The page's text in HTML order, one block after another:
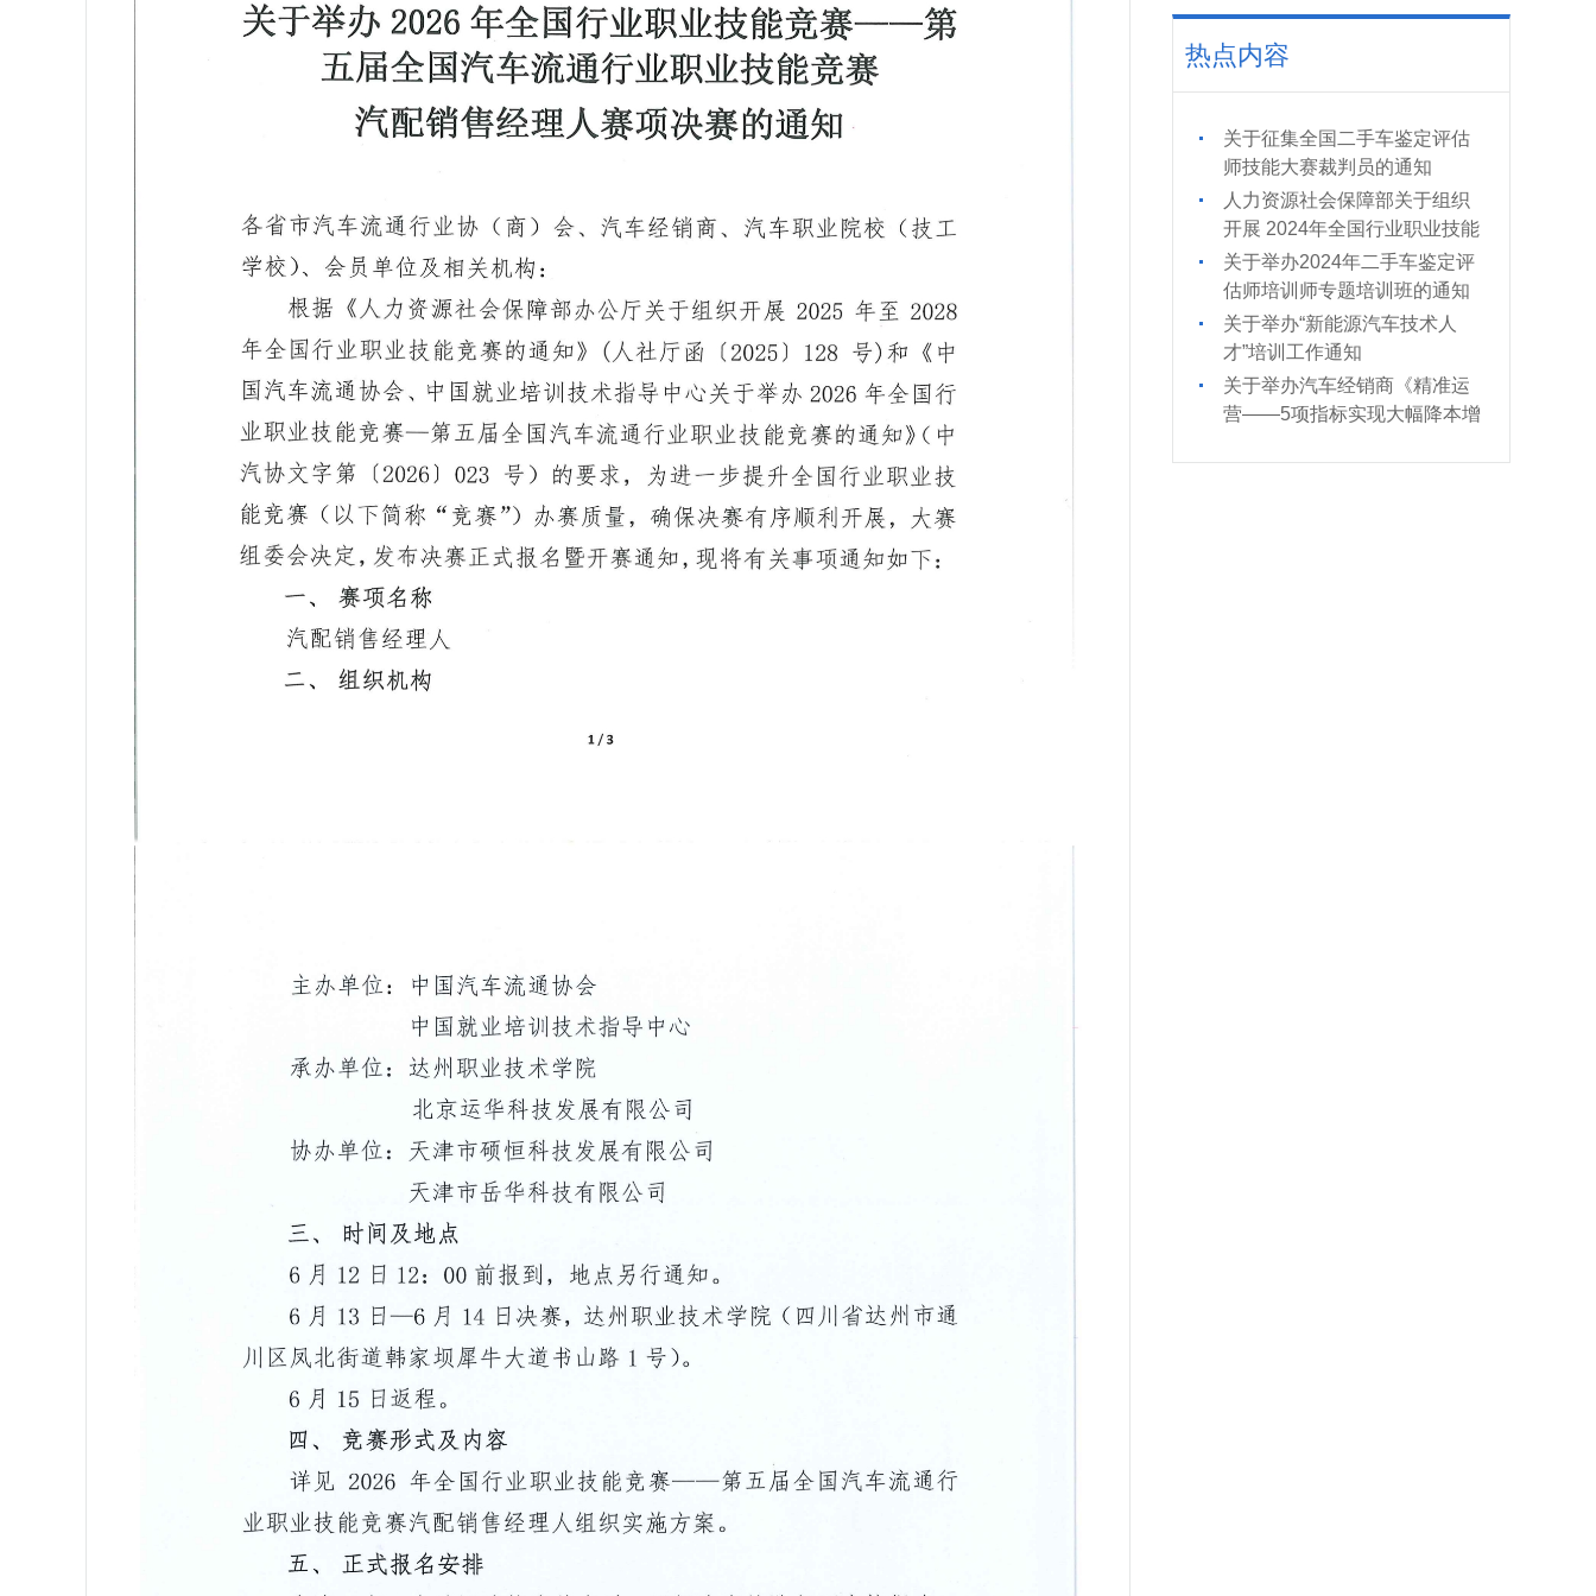
热点内容
关于征集全国二手车鉴定评估
师技能大赛裁判员的通知
人力资源社会保障部关于组织
开展 2024年全国行业职业技能
竞赛的通知
关于举办2024年二手车鉴定评
估师培训师专题培训班的通知
关于举办“新能源汽车技术人
才”培训工作通知
关于举办汽车经销商《精准运
营——5项指标实现大幅降本增